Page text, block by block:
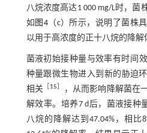
八烷浓度高达1 000 mg/L时，菌
如 图4（c）所示，说明了菌株
以用于高浓度的正十八烷的降解
菌液初始接种量与效率有时间­
种量跟微生物进入到新的胁迫
相关
15
，从而影响降解菌在
解效率。培养7 d后，菌液接种
八烷的降解达到47.04%，相比